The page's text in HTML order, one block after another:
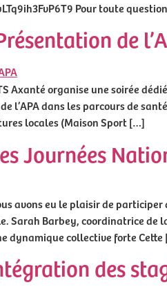
Pour toute
de
Axanté organise une soirée
l’APA dans les parcours de
locales (Maison Sport […]
Journées
avons eu le plaisir de
Sarah Barbey, coordinatrice de
dynamique collective forte
des